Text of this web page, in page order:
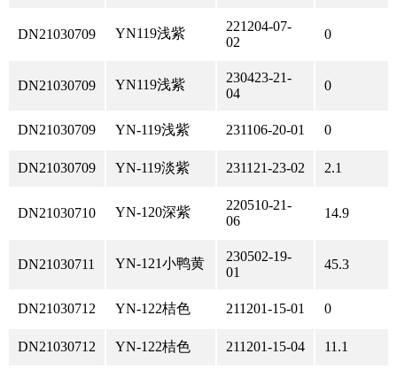
DN21030709 YN119浅紫
221204-07-
02
0
DN21030709 YN119浅紫
230423-21-
04
0
DN21030709 YN-119浅紫 231106-20-01 0
DN21030709 YN-119淡紫 231121-23-02 2.1
DN21030710 YN-120深紫
220510-21-
06
14.9
DN21030711 YN-121小鸭黄
230502-19-
01
45.3
DN21030712 YN-122桔色 211201-15-01 0
DN21030712 YN-122桔色 211201-15-04 11.1